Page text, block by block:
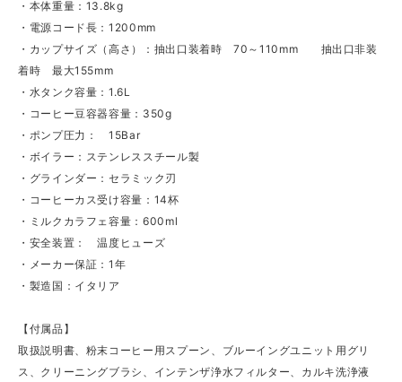
・本体重量：13.8kg
・電源コード長：1200mm
・カップサイズ（高さ）：抽出口装着時 70～110mm 抽出口非装
着時 最大155mm
・水タンク容量：1.6L
・コーヒー豆容器容量：350g
・ポンプ圧力： 15Bar
・ボイラー：ステンレススチール製
・グラインダー：セラミック刃
・コーヒーカス受け容量：14杯
・ミルクカラフェ容量：600ml
・安全装置： 温度ヒューズ
・メーカー保証：1年
・製造国：イタリア
【付属品】
取扱説明書、粉末コーヒー用スプーン、ブルーイングユニット用グリ
ス、クリーニングブラシ、インテンザ浄水フィルター、カルキ洗浄液